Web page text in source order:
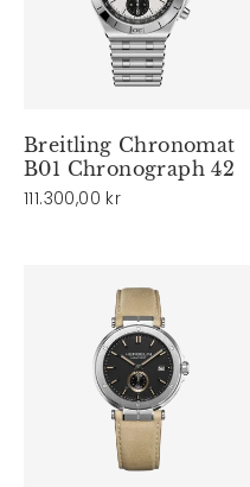
Breitling Chronomat
B01 Chronograph 42
111.300,00 kr